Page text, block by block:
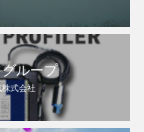
ループ
式会社